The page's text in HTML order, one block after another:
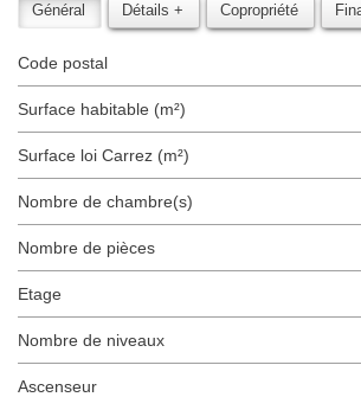
Général Détails + Copropriété
Code postal
Surface habitable (m²)
Surface loi Carrez (m²)
Nombre de chambre(s)
Nombre de pièces
Etage
Nombre de niveaux
Ascenseur